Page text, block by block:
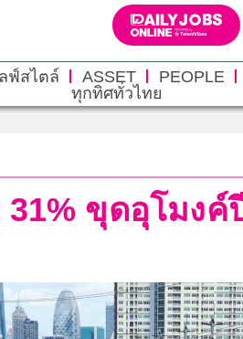
ฟ์สไตล์ ASSET PEOPLE
ทุกทิศทั่วไทย
31% ขุดอุโมง